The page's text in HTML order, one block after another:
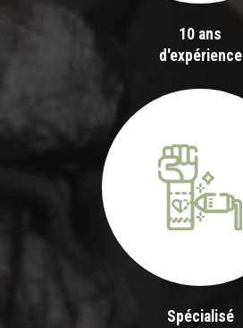
10 ans
d'expérience
Spécialisé